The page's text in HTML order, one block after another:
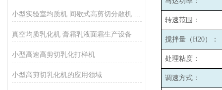
真空均质乳化机 膏霜乳液面霜生产设备
小型高速高剪切乳化打样机
小型高剪切乳化机的应用领域
转速范围：
搅拌量（H20）：
处理粘度：
调速方式：